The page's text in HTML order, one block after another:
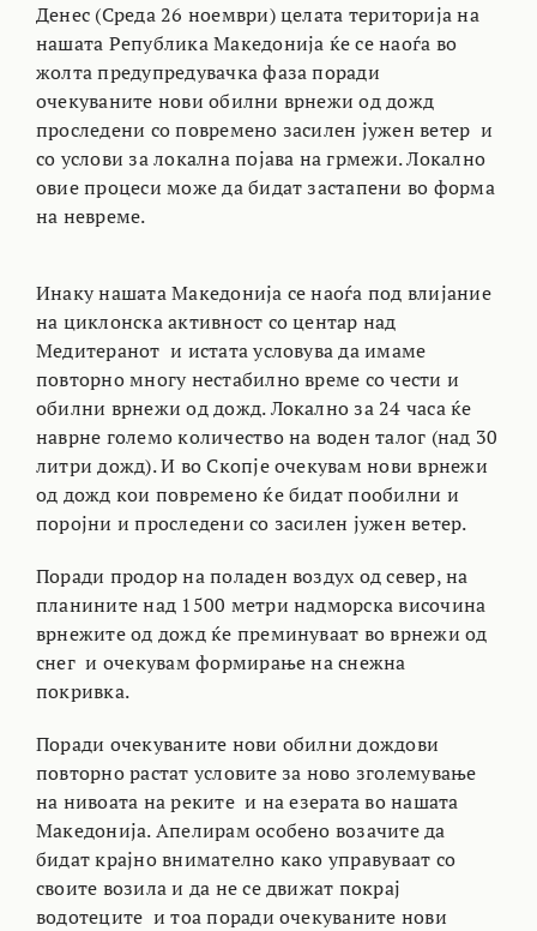
Денес (Среда 26 ноември) целата територија на
нашата Република Македонија ќе се наоѓа во
жолта предупредувачка фаза поради
очекуваните нови обилни врнежи од дожд
проследени со повремено засилен јужен ветер и
со услови за локална појава на грмежи. Локално
овие процеси може да бидат застапени во форма
на невреме.
Инаку нашата Македонија се наоѓа под влијание
на циклонска активност со центар над
Медитеранот и истата условува да имаме
повторно многу нестабилно време со чести и
обилни врнежи од дожд. Локално за 24 часа ќе
наврне големо количество на воден талог (над 30
литри дожд). И во Скопје очекувам нови врнежи
од дожд кои повремено ќе бидат пообилни и
поројни и проследени со засилен јужен ветер.
Поради продор на поладен воздух од север, на
планините над 1500 метри надморска височина
врнежите од дожд ќе преминуваат во врнежи од
снег и очекувам формирање на снежна
покривка.
Поради очекуваните нови обилни дождови
повторно растат условите за ново зголемување
на нивоата на реките и на езерата во нашата
Македонија. Апелирам особено возачите да
бидат крајно внимателно како управуваат со
своите возила и да не се движат покрај
водотеците и тоа поради очекуваните нови